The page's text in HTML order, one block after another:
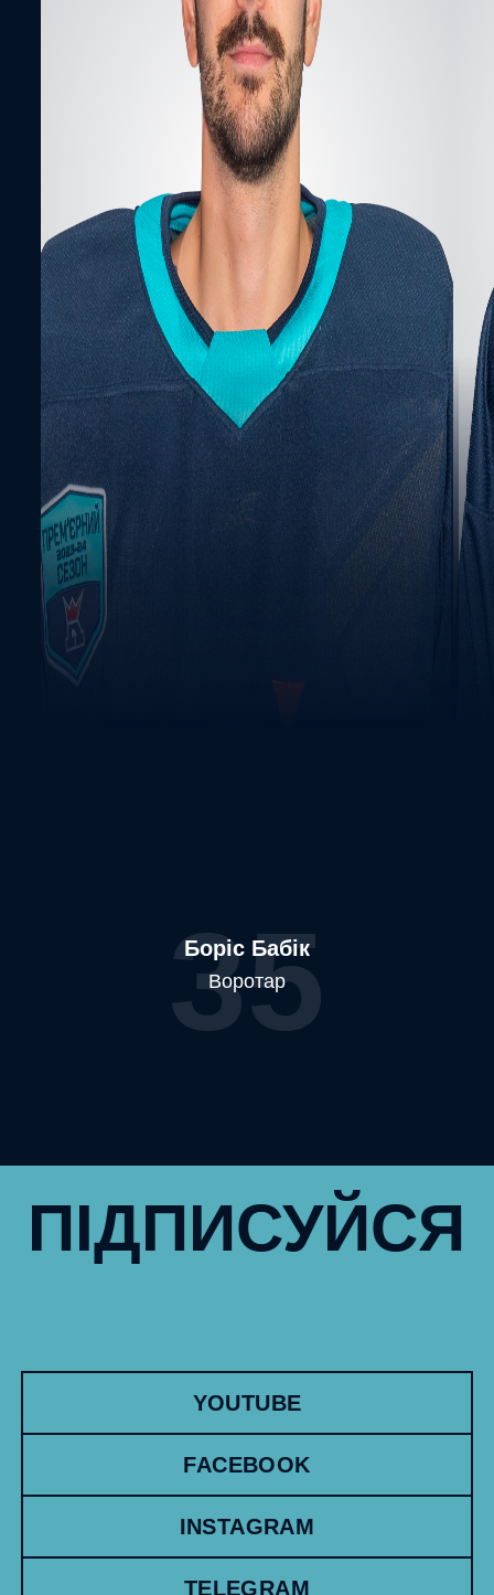
35
Боріс Бабік
Воротар
ПІДПИСУЙСЯ
YOUTUBE
FACEBOOK
INSTAGRAM
TELEGRAM